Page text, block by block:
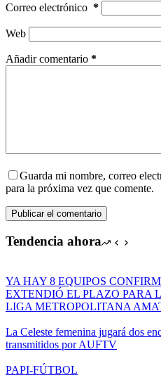
Correo electrónico *
Web
Añadir comentario *
Guarda mi nombre, correo
para la próxima vez que comente.
Publicar el comentario
Tendencia ahora
YA HAY 8 EQUIPOS
EXTENDIÓ EL PLAZO PARA
LIGA METROPOLITANA
La Celeste femenina jugará dos
transmitidos por AUFTV
PAPI-FÚTBOL